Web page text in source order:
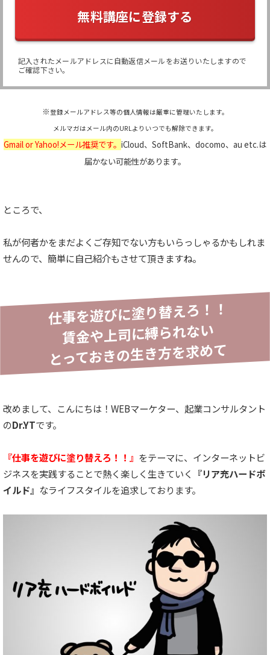
無料講座に登録する
記入されたメールアドレスに自動返信メールをお送りいたしますので
ご確認下さい。
※登録メールアドレス等の個人情報は厳重に管理いたします。
メルマガはメール内のURLよりいつでも解除できます。
Gmail or Yahoo!メール推奨です。 iCloud、SoftBank、docomo、au etc.は
届かない可能性があります。
ところで、
私が何者かをまだよくご存知でない方もいらっしゃるかもしれま
せんので、簡単に自己紹介もさせて頂きますね。
仕事を遊びに塗り替えろ！！
賃金や上司に縛られない
とっておきの生き方を求めて
改めまして、こんにちは！WEBマーケター、起業コンサルタント
のDr.YTです。
『仕事を遊びに塗り替えろ！！』 をテーマに、インターネットビ
ジネスを実践することで熱く楽しく生きていく 『リア充ハードボ
イルド』 なライフスタイルを追求しております。